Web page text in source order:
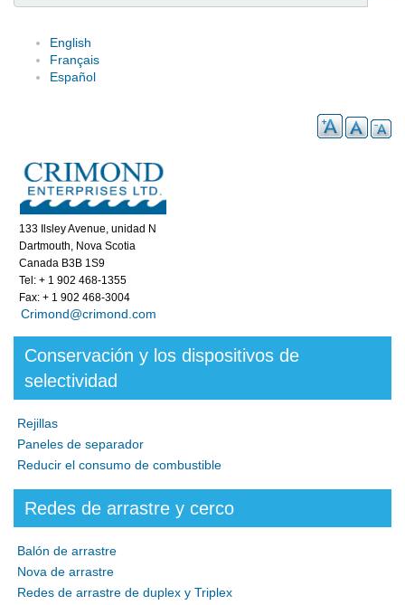
English
Français
Español
133 Ilsley Avenue, unidad N
Dartmouth, Nova Scotia
Canada B3B 1S9
Tel: + 1 902 468-1355
Fax: + 1 902 468-3004
Crimond@crimond.com
Conservación y los dispositivos de
selectividad
Rejillas
Paneles de separador
Reducir el consumo de combustible
Redes de arrastre y cerco
Balón de arrastre
Nova de arrastre
Redes de arrastre de duplex y Triplex